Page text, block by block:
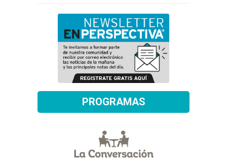
PROGRAMAS